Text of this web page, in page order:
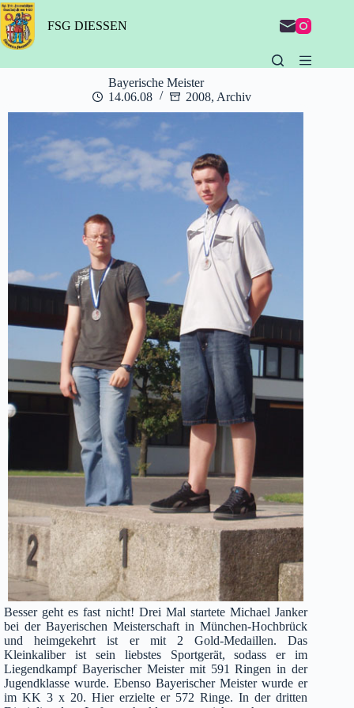
Zum
Inhalt
springen
FSG DIESSEN
Bayerische Meister
14.06.08
2008, Archiv
Besser geht es fast nicht! Drei Mal startete Michael Janker
bei der Bayerischen Meisterschaft in München-Hochbrück
und heimgekehrt ist er mit 2 Gold-Medaillen. Das
Kleinkaliber ist sein liebstes Sportgerät, sodass er im
Liegendkampf Bayerischer Meister mit 591 Ringen in der
Jugendklasse wurde. Ebenso Bayerischer Meister wurde er
im KK 3 x 20. Hier erzielte er 572 Ringe. In der dritten